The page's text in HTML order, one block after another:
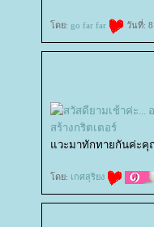
ดย: go far far วันที่: 8
สร้างกริตเตอร์
วะมาทักทายกันค่ะคุ
ดย: เกศสุริยง